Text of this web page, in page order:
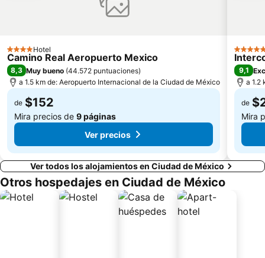
4 Estrellas
Hotel
Camino Real Aeropuerto Mexico
8,3 Muy bueno (44.572 puntuaciones)
a 1.5 km de: Aeropuerto Internacional de la Ciudad de México
de $152
Mira precios de 9 páginas
Ver precios
5
9,1
a 1.2
de
Mira
Ver todos los alojamientos en Ciudad de México
Otros hospedajes en Ciudad de México